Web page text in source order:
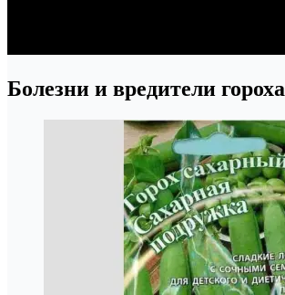
Болезни и вредители гороха